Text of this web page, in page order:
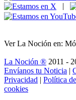
|
Ver La Noción en:
La Noción ® 2011 -
Envíanos tu Noticia |
Privacidad | Política
cookies